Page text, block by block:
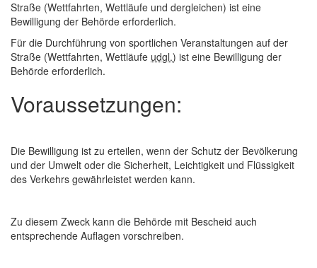
Straße (Wettfahrten, Wettläufe und dergleichen) ist eine
Bewilligung der Behörde erforderlich.
Für die Durchführung von sportlichen Veranstaltungen auf der
Straße (Wettfahrten, Wettläufe udgl.) ist eine Bewilligung der
Behörde erforderlich.
Voraussetzungen:
Die Bewilligung ist zu erteilen, wenn der Schutz der Bevölkerung
und der Umwelt oder die Sicherheit, Leichtigkeit und Flüssigkeit
des Verkehrs gewährleistet werden kann.
Zu diesem Zweck kann die Behörde mit Bescheid auch
entsprechende Auflagen vorschreiben.